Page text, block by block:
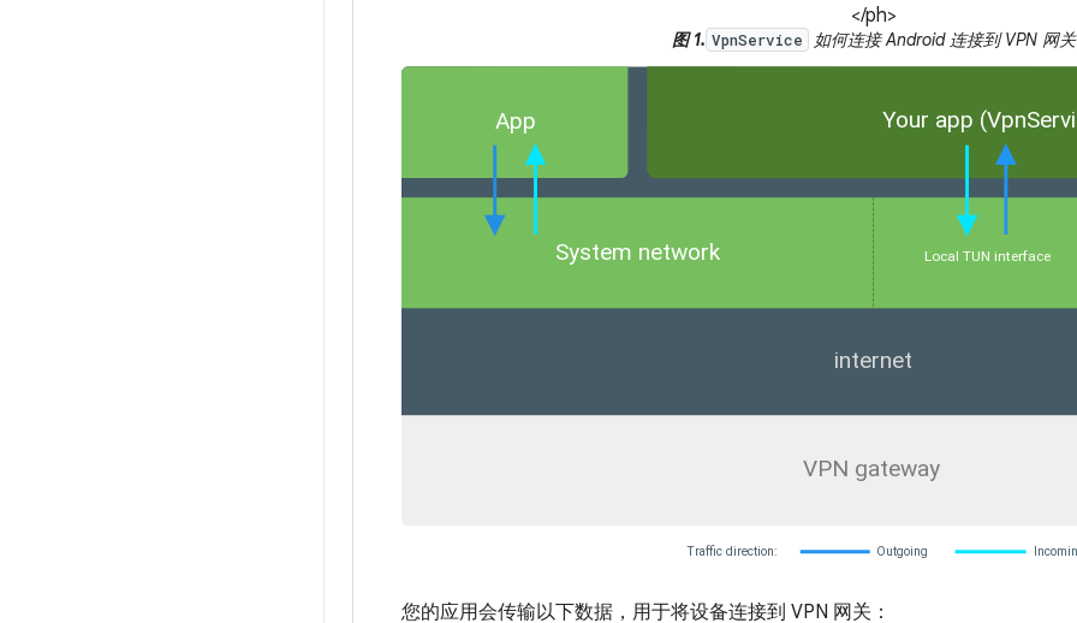
</ph>
图 1. VpnService 如何连接 Android 连接到 VPN 网关
您的应用会传输以下数据，用于将设备连接到 VPN 网关：